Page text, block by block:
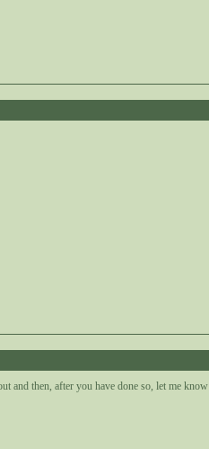
and then, after you have done so, let me